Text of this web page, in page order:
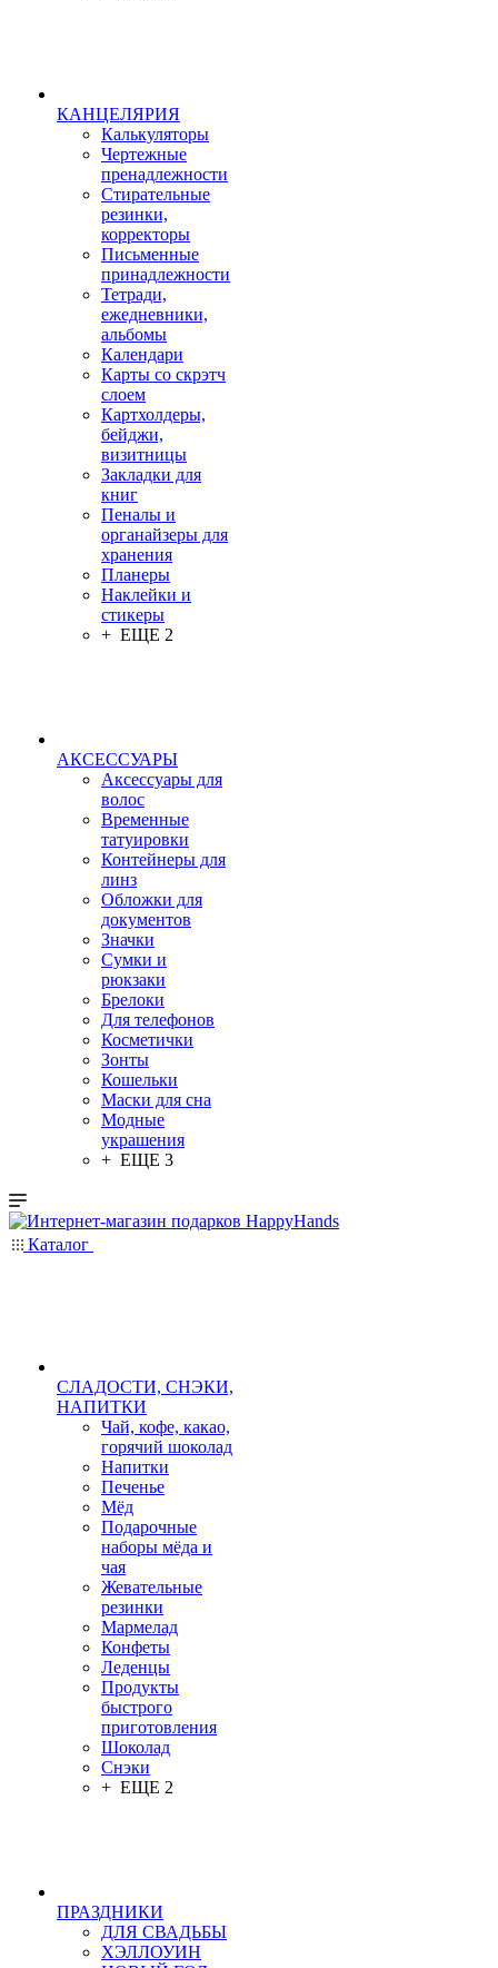
КАНЦЕЛЯРИЯ
Калькуляторы
Чертежные
пренадлежности
Стирательные
резинки,
корректоры
Письменные
принадлежности
Тетради,
ежедневники,
альбомы
Календари
Карты со скрэтч
слоем
Картхолдеры,
бейджи,
визитницы
Закладки для
книг
Пеналы и
органайзеры для
хранения
Планеры
Наклейки и
стикеры
+ ЕЩЕ 2
АКСЕССУАРЫ
Аксессуары для
волос
Временные
татуировки
Контейнеры для
линз
Обложки для
документов
Значки
Сумки и
рюкзаки
Брелоки
Для телефонов
Косметички
Зонты
Кошельки
Маски для сна
Модные
украшения
+ ЕЩЕ 3
Каталог
СЛАДОСТИ, СНЭКИ,
НАПИТКИ
Чай, кофе, какао,
горячий шоколад
Напитки
Печенье
Мёд
Подарочные
наборы мёда и
чая
Жевательные
резинки
Мармелад
Конфеты
Леденцы
Продукты
быстрого
приготовления
Шоколад
Снэки
+ ЕЩЕ 2
ПРАЗДНИКИ
ДЛЯ СВАДЬБЫ
ХЭЛЛОУИН